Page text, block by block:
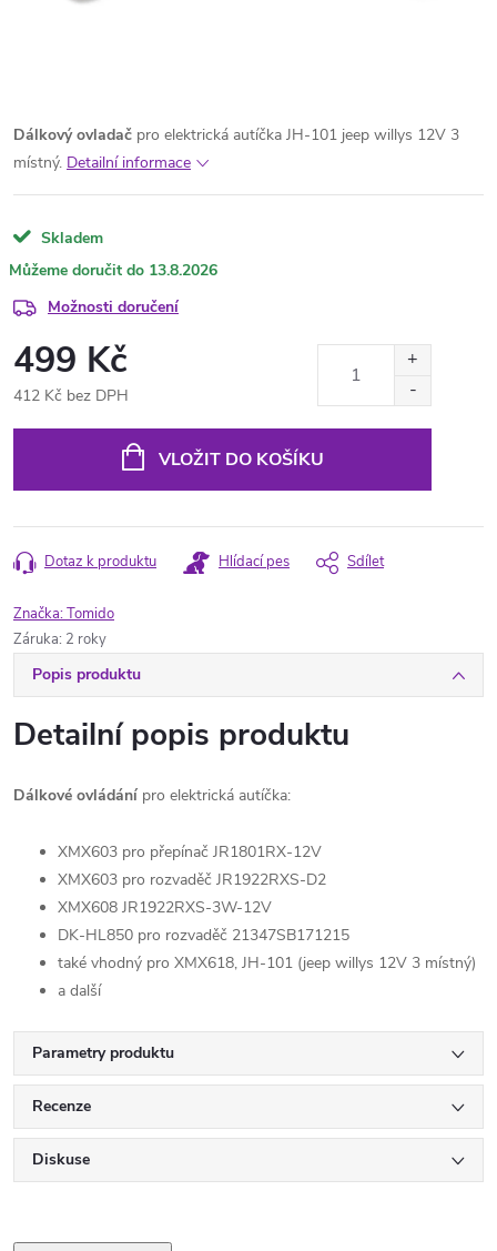
Dálkový ovladač pro elektrická autíčka JH-101 jeep willys 12V 3
místný. Detailní informace
Skladem
13.8.2026
Možnosti doručení
499 Kč
412 Kč bez DPH
VLOŽIT DO KOŠÍKU
Dotaz k produktu Hlídací pes Sdílet
Značka:Tomido
Záruka: 2 roky
Popis produktu
Detailní popis produktu
Dálkové ovládání pro elektrická autíčka:
XMX603 pro přepínač JR1801RX-12V
XMX603 pro rozvaděč JR1922RXS-D2
XMX608 JR1922RXS-3W-12V
DK-HL850 pro rozvaděč 21347SB171215
také vhodný pro XMX618, JH-101 (jeep willys 12V 3 místný)
a další
Parametry produktu
Recenze
Diskuse